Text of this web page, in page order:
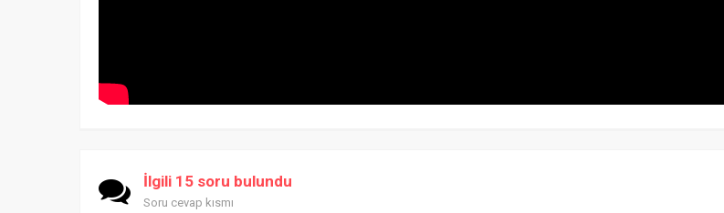
İlgili 15 soru bulundu
Soru cevap kısmı